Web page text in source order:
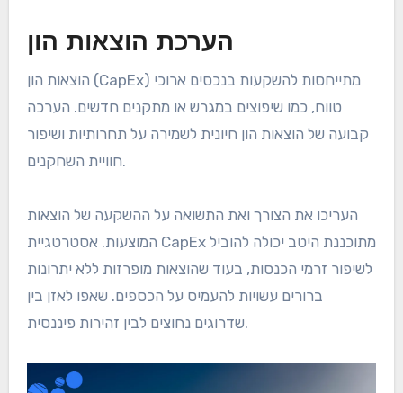
הערכת הוצאות הון
הוצאות הון (CapEx) מתייחסות להשקעות בנכסים ארוכי
טווח, כמו שיפוצים במגרש או מתקנים חדשים. הערכה
קבועה של הוצאות הון חיונית לשמירה על תחרותיות ושיפור
חוויית השחקנים.
העריכו את הצורך ואת התשואה על ההשקעה של הוצאות
המוצעות. אסטרטגיית CapEx מתוכננת היטב יכולה להוביל
לשיפור זרמי הכנסות, בעוד שהוצאות מופרזות ללא יתרונות
ברורים עשויות להעמיס על הכספים. שאפו לאזן בין
שדרוגים נחוצים לבין זהירות פיננסית.